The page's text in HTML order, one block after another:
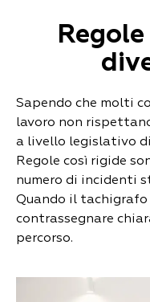
Sapendo che molti
lavoro non
a livello legislativo
Regole così rigide
numero di incidenti
Quando il tachigrafo
contrassegnare
percorso.